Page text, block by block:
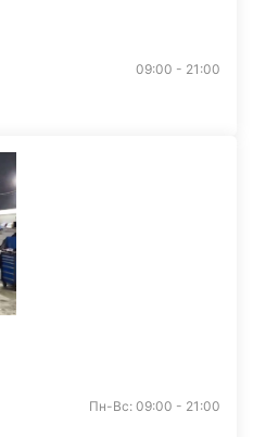
09:00 - 21:00
Пн-Вс: 09:00 - 21:00